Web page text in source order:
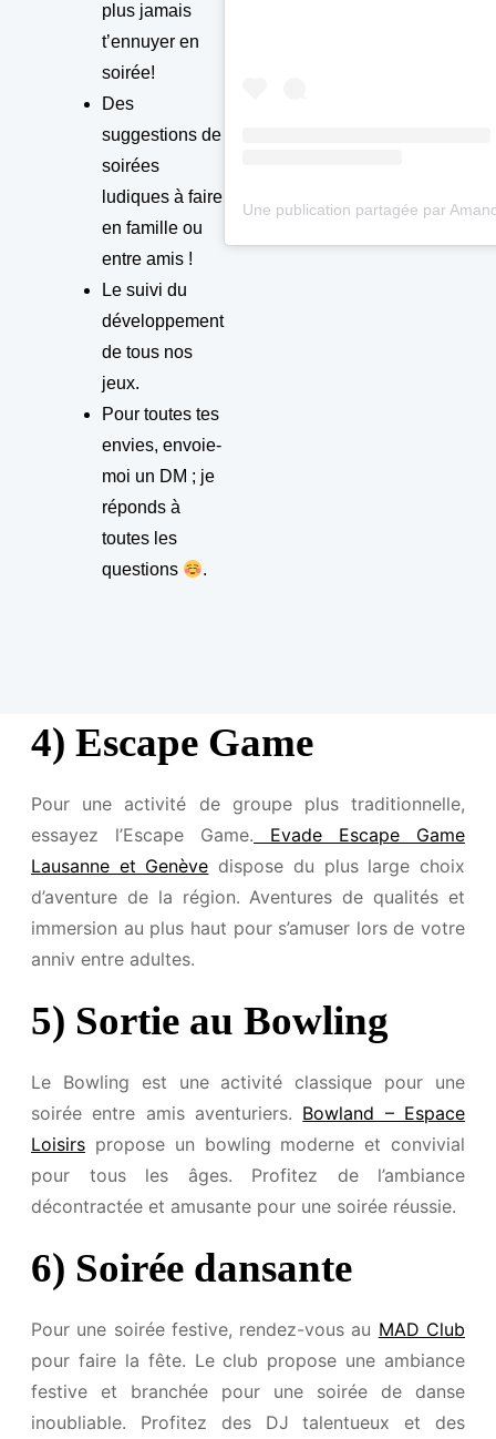
plus jamais
t’ennuyer en
soirée!
Des
suggestions de
soirées
ludiques à faire
en famille ou
entre amis !
Le suivi du
développement
de tous nos
jeux.
Pour toutes tes
envies, envoie-
moi un DM ; je
réponds à
toutes les
questions
.
4) Escape Game
Pour une activité de groupe plus traditionnelle,
essayez l’Escape Game. Evade Escape Game
Lausanne et Genève dispose du plus large choix
d’aventure de la région. Aventures de qualités et
immersion au plus haut pour s’amuser lors de votre
anniv entre adultes.
5) Sortie au Bowling
Le Bowling est une activité classique pour une
soirée entre amis aventuriers. Bowland – Espace
Loisirs propose un bowling moderne et convivial
pour tous les âges. Profitez de l’ambiance
décontractée et amusante pour une soirée réussie.
6) Soirée dansante
Pour une soirée festive, rendez-vous au MAD Club
pour faire la fête. Le club propose une ambiance
festive et branchée pour une soirée de danse
inoubliable. Profitez des DJ talentueux et des